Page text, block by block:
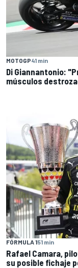
MOTOGP41 min
Di Giannantonio:
músculos
FÓRMULA 151 min
Rafael Camara,
su posible fichaje